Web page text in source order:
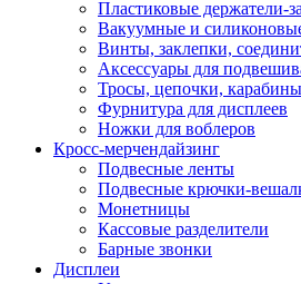
Пластиковые держатели-
Вакуумные и
Винты, заклепки,
Аксессуары для
Тросы, цепочки, карабины
Фурнитура для дисплеев
Ножки для воблеров
Кросс-мерчендайзинг
Подвесные ленты
Подвесные крючки-
Монетницы
Кассовые разделители
Барные звонки
Дисплеи